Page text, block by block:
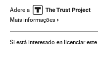
Governo Brasil Parlamento
Administração Estado
Partido dos Trabalhadores
Adere a
Mais informações
Si está interesado en licenciar